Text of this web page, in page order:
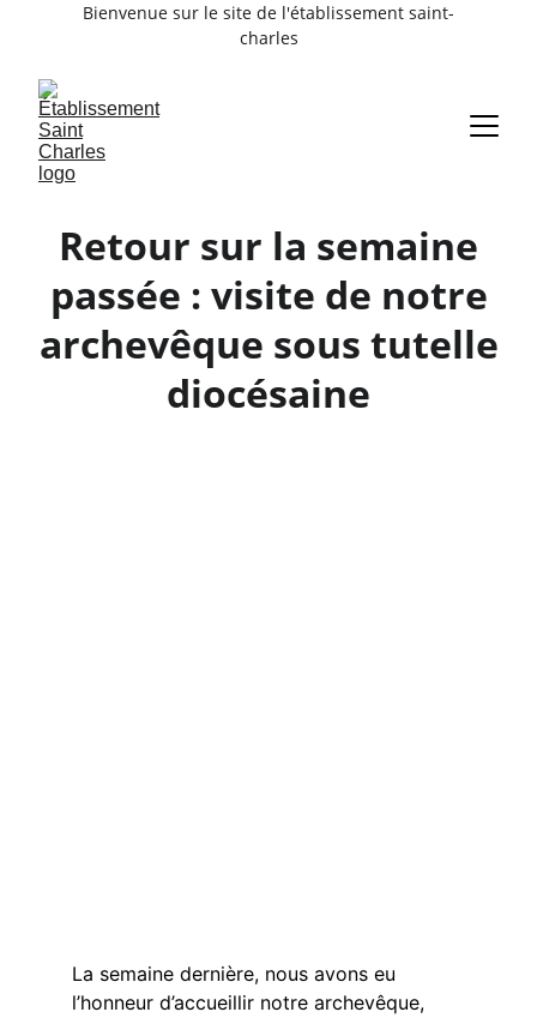
Bienvenue sur le site de l'établissement saint-
charles
Retour sur la semaine
passée : visite de notre
archevêque sous tutelle
diocésaine
La semaine dernière, nous avons eu
l’honneur d’accueillir notre archevêque,